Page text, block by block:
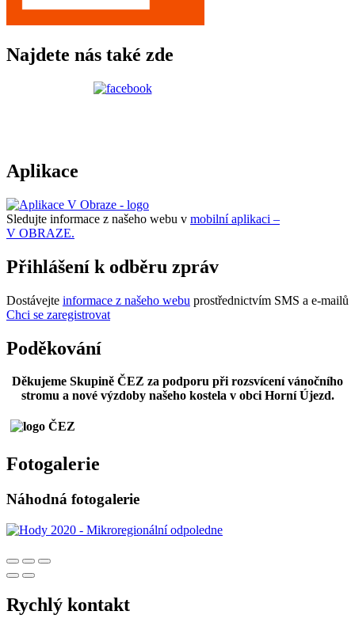
Najdete nás také zde
Aplikace
Sledujte informace z našeho webu v mobilní aplikaci –
V OBRAZE.
Přihlášení k odběru zpráv
Dostávejte informace z našeho webu prostřednictvím SMS a e-mailů
Chci se zaregistrovat
Poděkování
Děkujeme Skupině ČEZ za podporu při rozsvícení vánočního
stromu a nové výzdoby našeho kostela v obci Horní Újezd.
Fotogalerie
Náhodná fotogalerie
Rychlý kontakt